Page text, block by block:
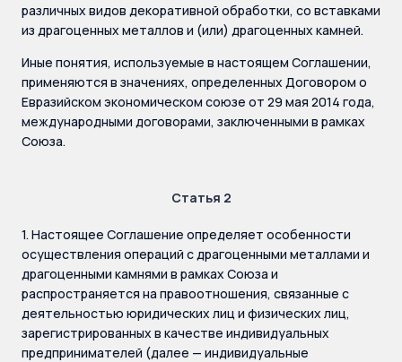
различных видов декоративной обработки, со вставками
из драгоценных металлов и (или) драгоценных камней.
Иные понятия, используемые в настоящем Соглашении,
применяются в значениях, определенных Договором о
Евразийском экономическом союзе от 29 мая 2014 года,
международными договорами, заключенными в рамках
Союза.
Статья 2
1. Настоящее Соглашение определяет особенности
осуществления операций с драгоценными металлами и
драгоценными камнями в рамках Союза и
распространяется на правоотношения, связанные с
деятельностью юридических лиц и физических лиц,
зарегистрированных в качестве индивидуальных
предпринимателей (далее — индивидуальные